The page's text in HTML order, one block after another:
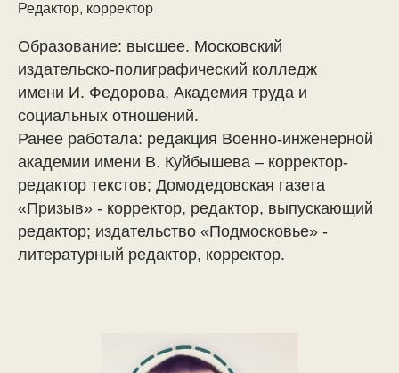
Редактор, корректор
Образование: высшее. Московский
издательско-полиграфический колледж
имени И. Федорова, Академия труда и
социальных отношений.
Ранее работала: редакция Военно-инженерной
академии имени В. Куйбышева – корректор-
редактор текстов; Домодедовская газета
«Призыв» - корректор, редактор, выпускающий
редактор; издательство «Подмосковье» -
литературный редактор, корректор.